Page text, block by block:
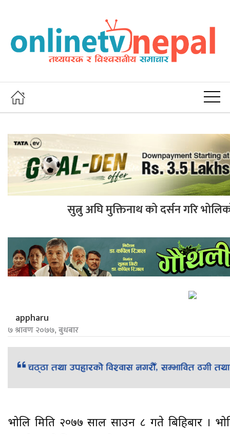
सुत्नु अघि मुक्तिनाथ को दर्सन गरि
appharu
७ श्रावण २०७७, बुधबार
भोलि मिति २०७७ साल साउन ८ गते बिहिबार ।